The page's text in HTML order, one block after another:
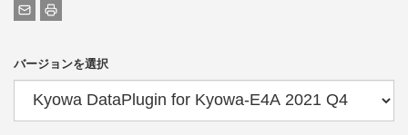
バージョンを選択